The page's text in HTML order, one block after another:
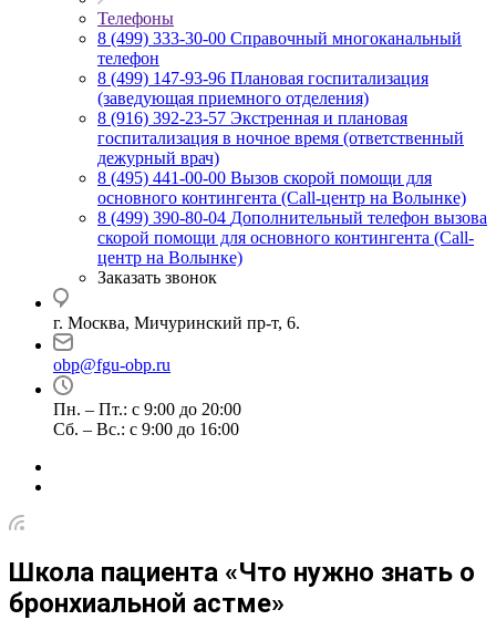
Телефоны
8 (499) 333-30-00 Справочный многоканальный
телефон
8 (499) 147-93-96 Плановая госпитализация
(заведующая приемного отделения)
8 (916) 392-23-57 Экстренная и плановая
госпитализация в ночное время (ответственный
дежурный врач)
8 (495) 441-00-00 Вызов скорой помощи для
основного контингента (Call-центр на Волынке)
8 (499) 390-80-04 Дополнительный телефон вызова
скорой помощи для основного контингента (Call-
центр на Волынке)
Заказать звонок
г. Москва, Мичуринский пр-т, 6.
obp@fgu-obp.ru
Пн. – Пт.: с 9:00 до 20:00
Сб. – Вс.: с 9:00 до 16:00
Школа пациента «Что нужно знать о
бронхиальной астме»